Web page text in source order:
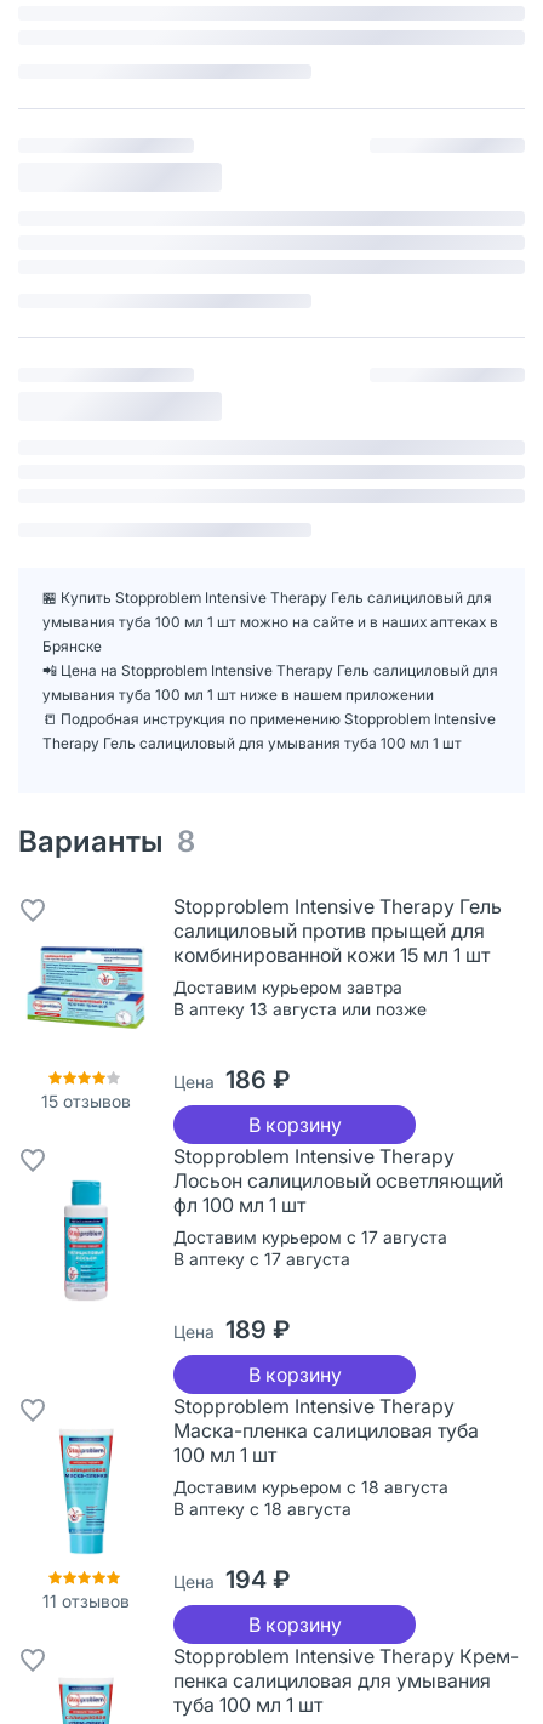
🏪 Купить Stopproblem Intensive Therapy Гель салициловый для
умывания туба 100 мл 1 шт можно на сайте и в наших аптеках в
Брянске
📲 Цена на Stopproblem Intensive Therapy Гель салициловый для
умывания туба 100 мл 1 шт ниже в нашем приложении
📒 Подробная инструкция по применению Stopproblem Intensive
Therapy Гель салициловый для умывания туба 100 мл 1 шт
Варианты 8
15 отзывов
Stopproblem Intensive Therapy Гель
салициловый против прыщей для
комбинированной кожи 15 мл 1 шт
Доставим курьером завтра
В аптеку 13 августа или позже
Цена 186 ₽
В корзину
Stopproblem Intensive Therapy
Лосьон салициловый осветляющий
фл 100 мл 1 шт
Доставим курьером с 17 августа
В аптеку с 17 августа
Цена 189 ₽
В корзину
11 отзывов
Stopproblem Intensive Therapy
Маска-пленка салициловая туба
100 мл 1 шт
Доставим курьером с 18 августа
В аптеку с 18 августа
Цена 194 ₽
В корзину
Stopproblem Intensive Therapy Крем-
пенка салициловая для умывания
туба 100 мл 1 шт